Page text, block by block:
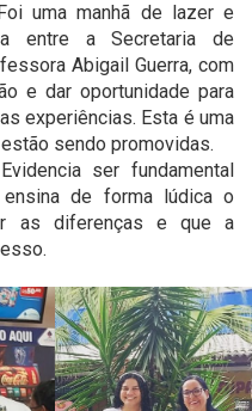
uma manhã de lazer e
entre a Secretaria de
Abigail Guerra, com
e dar oportunidade para
experiências. Esta é uma
sendo promovidas.
ser fundamental
de forma lúdica o
as diferenças e que a